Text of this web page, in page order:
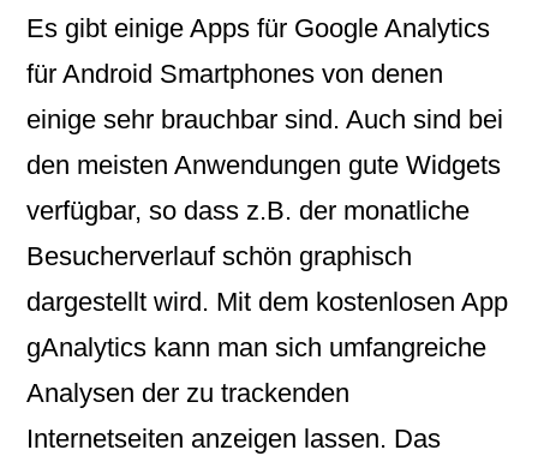
Es gibt einige Apps für Google Analytics
für Android Smartphones von denen
einige sehr brauchbar sind. Auch sind bei
den meisten Anwendungen gute Widgets
verfügbar, so dass z.B. der monatliche
Besucherverlauf schön graphisch
dargestellt wird. Mit dem kostenlosen App
gAnalytics kann man sich umfangreiche
Analysen der zu trackenden
Internetseiten anzeigen lassen. Das